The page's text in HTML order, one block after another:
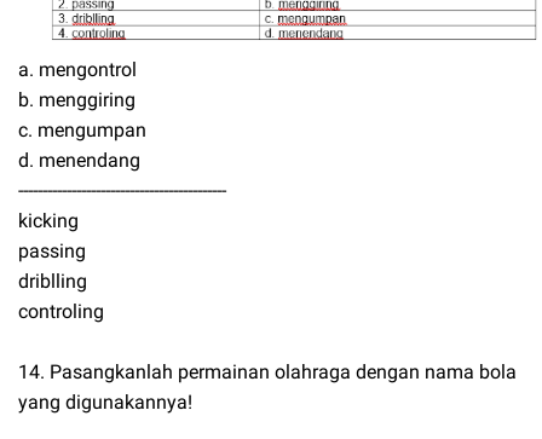
a. mengontrol
b. menggiring
c. mengumpan
d. menendang
-------------------------------------------
kicking
passing
driblling
controling
14. Pasangkanlah permainan olahraga dengan nama bola
yang digunakannya!